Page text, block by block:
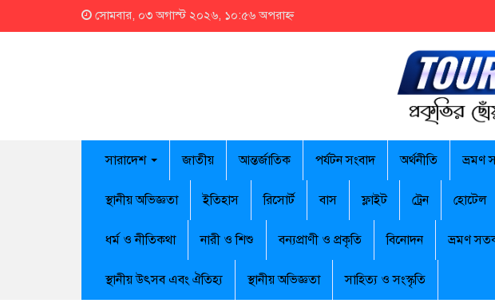
সোমবার, ০৩ অগাস্ট ২০২৬, ১০:৫৬ অপরাহ্ন
সারাদেশ জাতীয় আন্তর্জাতিক পর্যটন সংবাদ অর্থনীতি ভ্রমণ
স্থানীয় অভিজ্ঞতা ইতিহাস রিসোর্ট বাস ফ্লাইট ট্রেন হোটেল
ধর্ম ও নীতিকথা নারী ও শিশু বন্যপ্রাণী ও প্রকৃতি বিনোদন ভ্রমণ
স্থানীয় উৎসব এবং ঐতিহ্য স্থানীয় অভিজ্ঞতা সাহিত্য ও সংস্কৃতি